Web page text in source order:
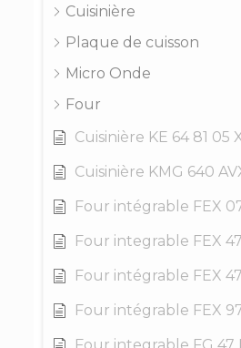
Cuisinière
Plaque de cuisson
Micro Onde
Four
Cuisinière KE 64 81 05
Cuisinière KMG 640
Four intégrable FEX
Four integrable FEX
Four intégrable FEX
Four intégrable FEX